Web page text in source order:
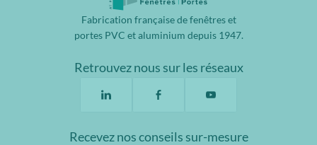
Fabrication française de fenêtres et
portes PVC et aluminium depuis 1947.
Retrouvez nous sur les réseaux
Recevez nos conseils sur-mesure